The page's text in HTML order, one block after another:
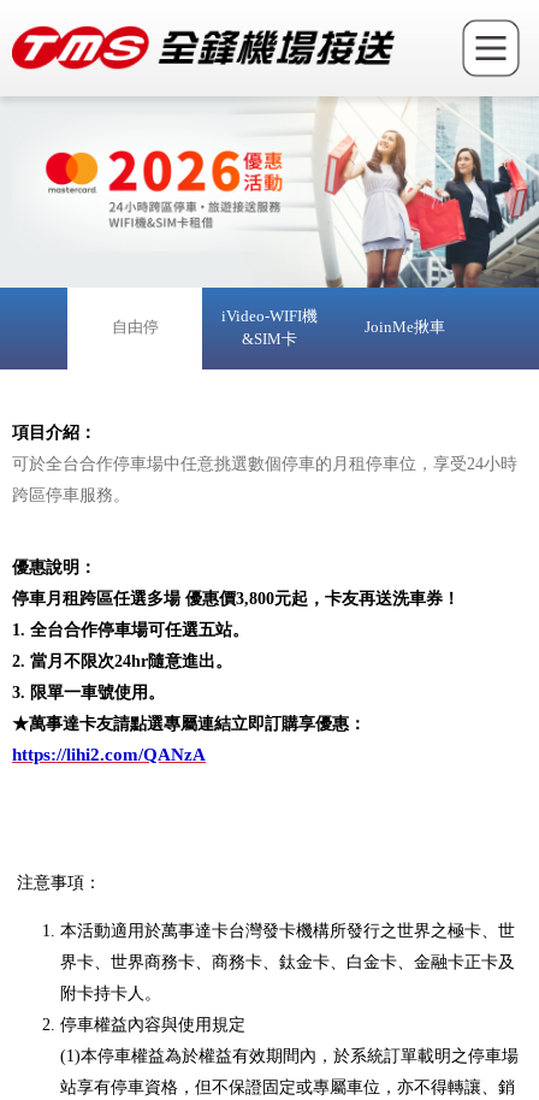
自由停
iVideo-WIFI機
&SIM卡
JoinMe揪車
項目介紹：
可於全台合作停車場中任意挑選數個停車的月租停車位，享受24小時
跨區停車服務。
優惠說明：
停車月租跨區任選多場 優惠價3,800元起，卡友再送洗車券！
1. 全台合作停車場可任選五站。
2. 當月不限次24hr隨意進出。
3. 限單一車號使用。
★萬事達卡友請點選專屬連結立即訂購享優惠：
https://lihi2.com/QANzA
注意事項：
本活動適用於萬事達卡台灣發卡機構所發行之世界之極卡、世
界卡、世界商務卡、商務卡、鈦金卡、白金卡、金融卡正卡及
附卡持卡人。
停車權益內容與使用規定
(1)本停車權益為於權益有效期間內，於系統訂單載明之停車場
站享有停車資格，但不保證固定或專屬車位，亦不得轉讓、銷